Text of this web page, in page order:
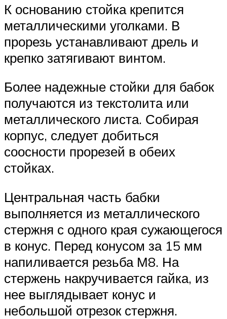
К основанию стойка крепится
металлическими уголками. В
прорезь устанавливают дрель и
крепко затягивают винтом.
Более надежные стойки для бабок
получаются из текстолита или
металлического листа. Собирая
корпус, следует добиться
соосности прорезей в обеих
стойках.
Центральная часть бабки
выполняется из металлического
стержня с одного края сужающегося
в конус. Перед конусом за 15 мм
напиливается резьба М8. На
стержень накручивается гайка, из
нее выглядывает конус и
небольшой отрезок стержня.